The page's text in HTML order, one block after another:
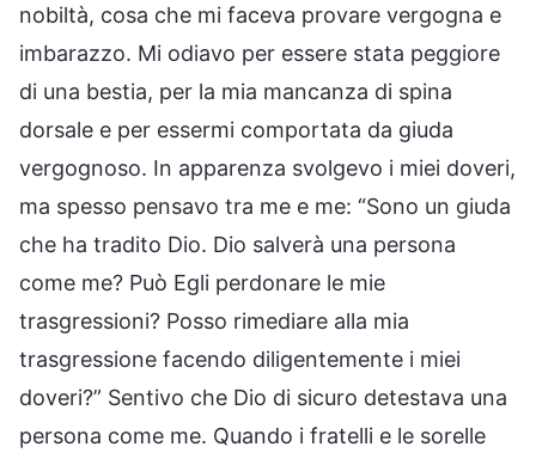
nobiltà, cosa che mi faceva provare vergogna e
imbarazzo. Mi odiavo per essere stata peggiore
di una bestia, per la mia mancanza di spina
dorsale e per essermi comportata da giuda
vergognoso. In apparenza svolgevo i miei doveri,
ma spesso pensavo tra me e me: “Sono un giuda
che ha tradito Dio. Dio salverà una persona
come me? Può Egli perdonare le mie
trasgressioni? Posso rimediare alla mia
trasgressione facendo diligentemente i miei
doveri?” Sentivo che Dio di sicuro detestava una
persona come me. Quando i fratelli e le sorelle